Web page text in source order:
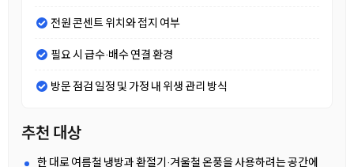
전원 콘센트 위치와 접지 여부
필요 시 급수·배수 연결 환경
방문 점검 일정 및 가정 내 위생 관리 방식
추천 대상
한 대로 여름철 냉방과 환절기·겨울철 온풍을 사용하려는 공간에